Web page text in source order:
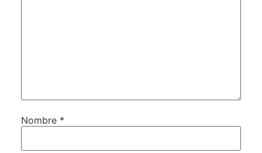
Nombre *